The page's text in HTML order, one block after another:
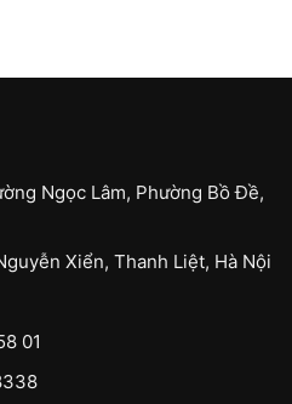
Ngọc Lâm, Phường Bồ Đề,
Xiển, Thanh Liệt, Hà Nội
01